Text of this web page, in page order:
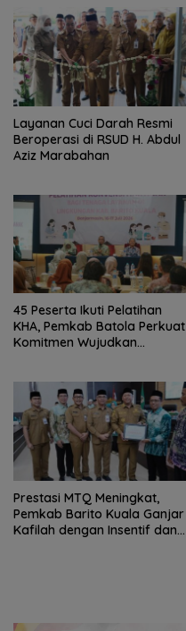
Layanan Cuci Darah Resmi
Beroperasi di RSUD H. Abdul
Aziz Marabahan
45 Peserta Ikuti Pelatihan
KHA, Pemkab Batola Perkuat
Komitmen Wujudkan
Prestasi MTQ Meningkat,
Pemkab Barito Kuala Ganjar
Kafilah dengan Insentif dan